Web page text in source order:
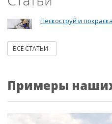
Пескоструй и
ВСЕ СТАТЬИ
Примеры